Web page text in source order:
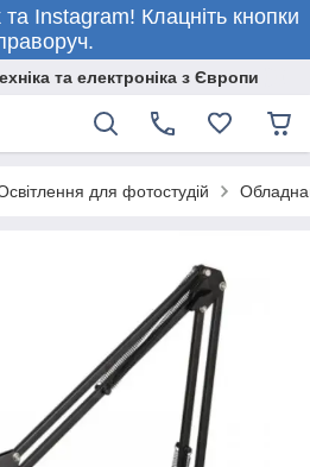
Instagram! Клацніть кнопки
та електроніка з Європи
для фотостудій